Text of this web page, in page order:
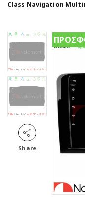
Class Navigation
Share